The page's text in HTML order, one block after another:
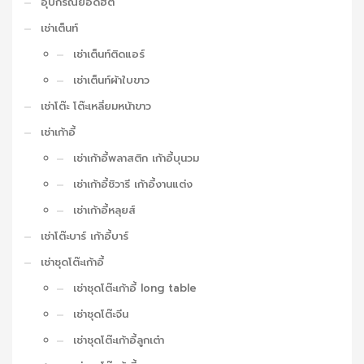
เช่าเต็นท์
เช่าเต็นท์ติดแอร์
เช่าเต็นท์ผ้าใบขาว
เช่าโต๊ะ โต๊ะเหลี่ยมหน้าขาว
เช่าเก้าอี้
เช่าเก้าอี้พลาสติก เก้าอี้บุนวม
เช่าเก้าอี้ชิวารี เก้าอี้งานแต่ง
เช่าเก้าอี้หลุยส์
เช่าโต๊ะบาร์ เก้าอี้บาร์
เช่าชุดโต๊ะเก้าอี้
เช่าชุดโต๊ะเก้าอี้ long table
เช่าชุดโต๊ะจีน
เช่าชุดโต๊ะเก้าอี้ลูกเต๋า